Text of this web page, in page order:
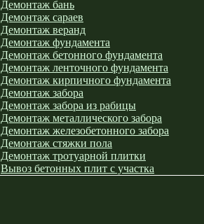
Демонтаж бань
Демонтаж сараев
Демонтаж веранд
Демонтаж фундамента
Демонтаж бетонного фундамента
Демонтаж ленточного фундамента
Демонтаж кирпичного фундамента
Демонтаж забора
Демонтаж забора из рабицы
Демонтаж металлического забора
Демонтаж железобетонного забора
Демонтаж стяжки пола
Демонтаж тротуарной плитки
Вывоз бетонных плит с участка